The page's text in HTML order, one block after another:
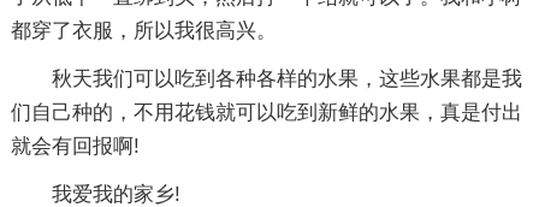
都穿了衣服，所以我很高兴。
秋天我们可以吃到各种各样的水果，这些水果都是我
们自己种的，不用花钱就可以吃到新鲜的水果，真是付出
就会有回报啊!
我爱我的家乡!